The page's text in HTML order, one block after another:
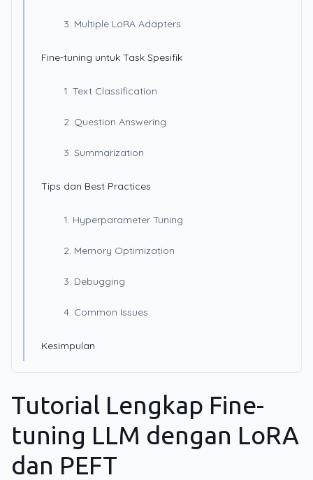
3. Multiple LoRA Adapters
Fine-tuning untuk Task Spesifik
1. Text Classification
2. Question Answering
3. Summarization
Tips dan Best Practices
1. Hyperparameter Tuning
2. Memory Optimization
3. Debugging
4. Common Issues
Kesimpulan
Tutorial Lengkap Fine-
tuning LLM dengan LoRA
dan PEFT